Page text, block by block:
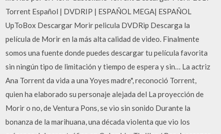
Torrent Español | DVDRIP | ESPAÑOL MEGA| ESPAÑOL
UpToBox Descargar Morir pelicula DVDRip Descarga la
película de Morir en la más alta calidad de video. Finalmente
somos una fuente donde puedes descargar tu película favorita
sin ningún tipo de limitación y tiempo de espera y sin… La actriz
Ana Torrent da vida a una Yoyes madre", reconoció Torrent,
quien ha elaborado su personaje alejada del La proyección de
Morir o no, de Ventura Pons, se vio sin sonido Durante la
bonanza de la marihuana, una década violenta que vio los